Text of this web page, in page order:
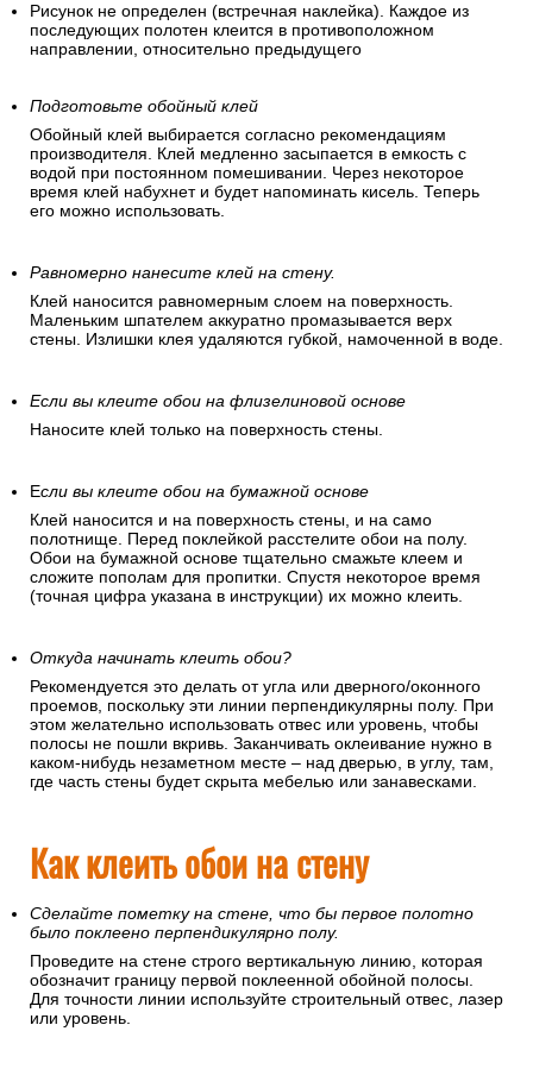
Рисунок не определен (встречная наклейка). Каждое из
последующих полотен клеится в противоположном
направлении, относительно предыдущего
Подготовьте обойный клей
Обойный клей выбирается согласно рекомендациям
производителя. Клей медленно засыпается в емкость с
водой при постоянном помешивании. Через некоторое
время клей набухнет и будет напоминать кисель. Теперь
его можно использовать.
Равномерно нанесите клей на стену.
Клей наносится равномерным слоем на поверхность.
Маленьким шпателем аккуратно промазывается верх
стены. Излишки клея удаляются губкой, намоченной в воде.
Если вы клеите обои на флизелиновой основе
Наносите клей только на поверхность стены.
Если вы клеите обои на бумажной основе
Клей наносится и на поверхность стены, и на само
полотнище. Перед поклейкой расстелите обои на полу.
Обои на бумажной основе тщательно смажьте клеем и
сложите пополам для пропитки. Спустя некоторое время
(точная цифра указана в инструкции) их можно клеить.
Откуда начинать клеить обои?
Рекомендуется это делать от угла или дверного/оконного
проемов, поскольку эти линии перпендикулярны полу. При
этом желательно использовать отвес или уровень, чтобы
полосы не пошли вкривь. Заканчивать оклеивание нужно в
каком-нибудь незаметном месте – над дверью, в углу, там,
где часть стены будет скрыта мебелью или занавесками.
Как клеить обои на стену
Сделайте пометку на стене, что бы первое полотно
было поклеено перпендикулярно полу.
Проведите на стене строго вертикальную линию, которая
обозначит границу первой поклеенной обойной полосы.
Для точности линии используйте строительный отвес, лазер
или уровень.